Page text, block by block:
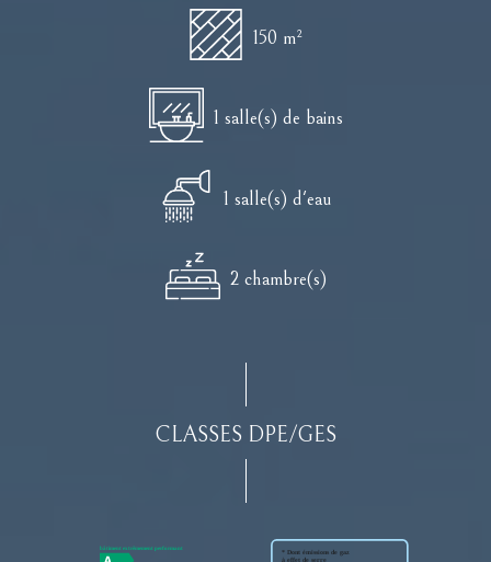
150 m²
1 salle(s) de bains
1 salle(s) d'eau
2 chambre(s)
CLASSES DPE/GES